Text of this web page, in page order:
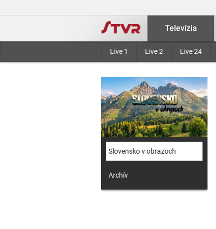
Televízia
Live 1 Live 2 Live 24
Slovensko v obrazoch
Archív